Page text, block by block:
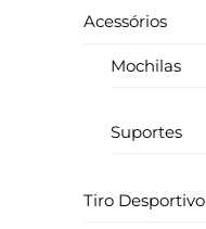
Acessórios
Mochilas
Suportes
Tiro Desportivo